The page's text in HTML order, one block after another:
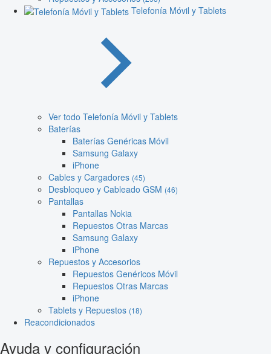
Telefonía Móvil y Tablets
Ver todo Telefonía Móvil y Tablets
Baterías
Baterías Genéricas Móvil
Samsung Galaxy
iPhone
Cables y Cargadores (45)
Desbloqueo y Cableado GSM (46)
Pantallas
Pantallas Nokia
Repuestos Otras Marcas
Samsung Galaxy
iPhone
Repuestos y Accesorios
Repuestos Genéricos Móvil
Repuestos Otras Marcas
iPhone
Tablets y Repuestos (18)
Reacondicionados
Ayuda y configuración